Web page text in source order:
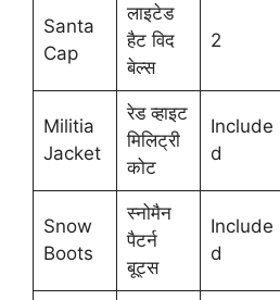
Santa
Cap
लाइटेड
हैट विद
बेल्स
2
Militia
Jacket
रेड व्हाइट
मिलिट्री
कोट
Include
d
Snow
Boots
स्नोमैन
पैटर्न
बूट्स
Include
d